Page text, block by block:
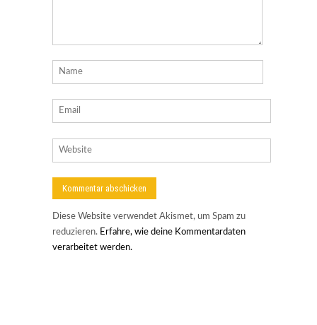
Diese Website verwendet Akismet, um Spam zu
reduzieren. Erfahre, wie deine Kommentardaten
verarbeitet werden.